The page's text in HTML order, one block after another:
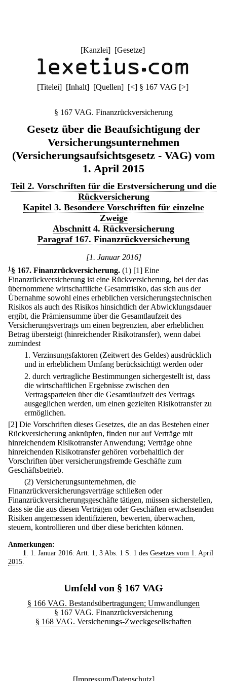
[Kanzlei] [Gesetze]
[Titelei] [Inhalt] [Quellen] [<] § 167 VAG [>]
§ 167 VAG. Finanzrückversicherung
Gesetz über die Beaufsichtigung der
Versicherungsunternehmen
(Versicherungsaufsichtsgesetz - VAG) vom
1. April 2015
Teil 2. Vorschriften für die Erstversicherung und die
Rückversicherung
Kapitel 3. Besondere Vorschriften für einzelne
Zweige
Abschnitt 4. Rückversicherung
Paragraf 167. Finanzrückversicherung
[1. Januar 2016]
1 § 167. Finanzrückversicherung. (1) [1] Eine
Finanzrückversicherung ist eine Rückversicherung, bei der das
übernommene wirtschaftliche Gesamtrisiko, das sich aus der
Übernahme sowohl eines erheblichen versicherungstechnischen
Risikos als auch des Risikos hinsichtlich der Abwicklungsdauer
ergibt, die Prämiensumme über die Gesamtlaufzeit des
Versicherungsvertrags um einen begrenzten, aber erheblichen
Betrag übersteigt (hinreichender Risikotransfer), wenn dabei
zumindest
1. Verzinsungsfaktoren (Zeitwert des Geldes) ausdrücklich
und in erheblichem Umfang berücksichtigt werden oder
2. durch vertragliche Bestimmungen sichergestellt ist, dass
die wirtschaftlichen Ergebnisse zwischen den
Vertragsparteien über die Gesamtlaufzeit des Vertrags
ausgeglichen werden, um einen gezielten Risikotransfer zu
ermöglichen.
[2] Die Vorschriften dieses Gesetzes, die an das Bestehen einer
Rückversicherung anknüpfen, finden nur auf Verträge mit
hinreichendem Risikotransfer Anwendung; Verträge ohne
hinreichenden Risikotransfer gehören vorbehaltlich der
Vorschriften über versicherungsfremde Geschäfte zum
Geschäftsbetrieb.
(2) Versicherungsunternehmen, die
Finanzrückversicherungsverträge schließen oder
Finanzrückversicherungsgeschäfte tätigen, müssen sicherstellen,
dass sie die aus diesen Verträgen oder Geschäften erwachsenden
Risiken angemessen identifizieren, bewerten, überwachen,
steuern, kontrollieren und über diese berichten können.
Anmerkungen:
1
. 1. Januar 2016: Artt. 1, 3 Abs. 1 S. 1 des Gesetzes vom 1. April
2015
Umfeld von § 167 VAG
§ 166 VAG. Bestandsübertragungen; Umwandlungen
§ 167 VAG. Finanzrückversicherung
§ 168 VAG. Versicherungs-Zweckgesellschaften
[Impressum/Datenschutz]